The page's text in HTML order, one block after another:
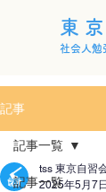
東
社会人勉
記事
記事一覧
記事一覧
tss 東京自習
2025年5月7日